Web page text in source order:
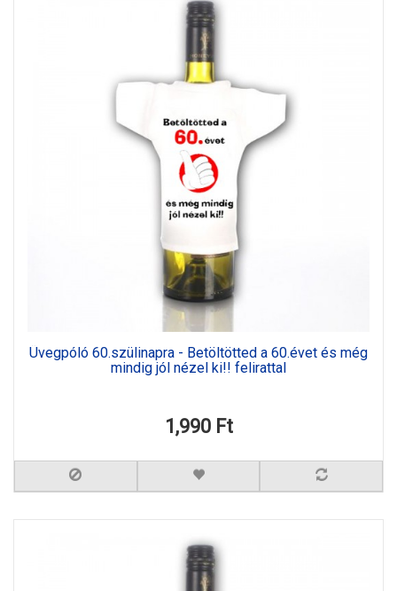
Üvegpóló 60.szülinapra - Betöltötted a 60.évet és még
mindig jól nézel ki!! felirattal
1,990 Ft